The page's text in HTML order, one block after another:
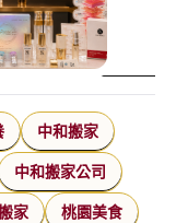
中和搬家
中和搬家公司
家 桃園美食